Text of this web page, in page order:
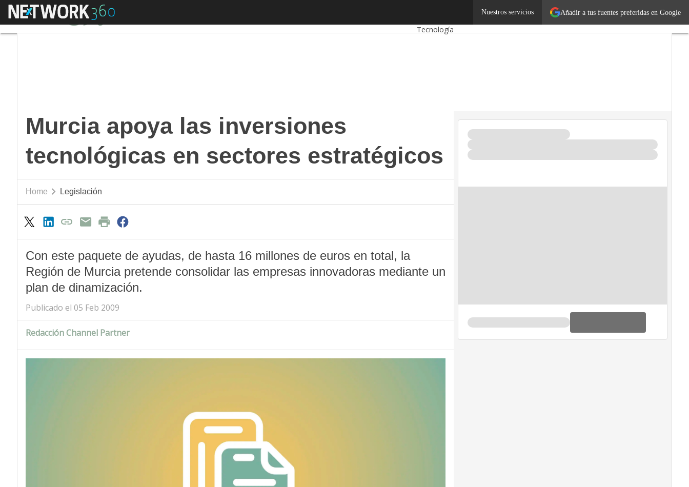
Añadir a tus fuentes preferidas en Google
Nuestros servicios
Menú EmprendedoresLegislación
Tecnología
Murcia apoya las inversiones
tecnológicas en sectores estratégicos
Home Legislación
Con este paquete de ayudas, de hasta 16 millones de euros en total, la
Región de Murcia pretende consolidar las empresas innovadoras mediante un
plan de dinamización.
Publicado el 05 Feb 2009
Redacción Channel Partner